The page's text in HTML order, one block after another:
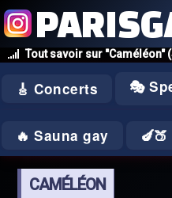
Tout savoir sur "Caméléon"
🎸 Concerts 🎭
🔥 Sauna gay
CAMÉLÉON